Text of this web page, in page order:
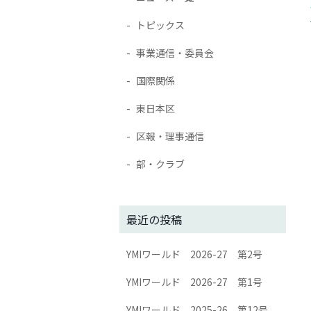
トピックス
事業通信・委員会
国際関係
東日本区
区報・理事通信
部・クラブ
最近の投稿
YMIワールド 2026-27 第2号
YMIワールド 2026-27 第1号